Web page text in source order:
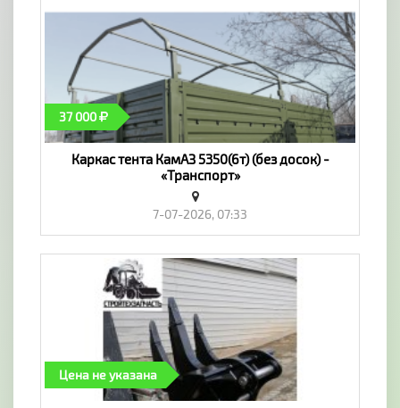
37 000
Каркас тента КамАЗ 5350(6т) (без досок) -
«Транспорт»
7-07-2026, 07:33
Цена не указана